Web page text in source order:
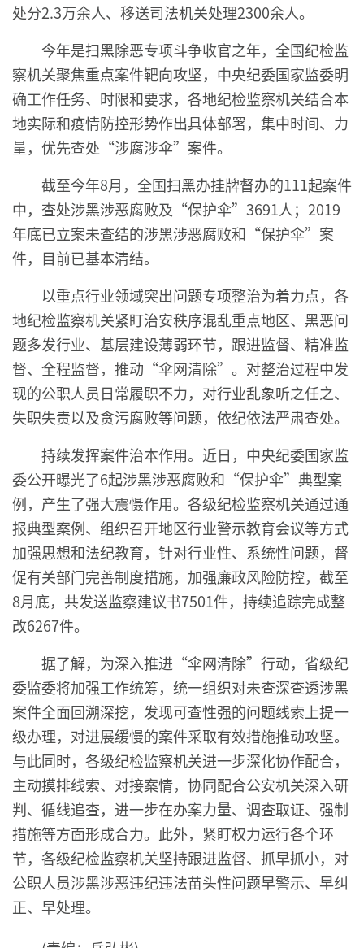
处分2.3万余人、移送司法机关处理2300余人。
今年是扫黑除恶专项斗争收官之年，全国纪检监
察机关聚焦重点案件靶向攻坚，中央纪委国家监委明
确工作任务、时限和要求，各地纪检监察机关结合本
地实际和疫情防控形势作出具体部署，集中时间、力
量，优先查处“涉腐涉伞”案件。
截至今年8月，全国扫黑办挂牌督办的111起案件
中，查处涉黑涉恶腐败及“保护伞”3691人；2019
年底已立案未查结的涉黑涉恶腐败和“保护伞”案
件，目前已基本清结。
以重点行业领域突出问题专项整治为着力点，各
地纪检监察机关紧盯治安秩序混乱重点地区、黑恶问
题多发行业、基层建设薄弱环节，跟进监督、精准监
督、全程监督，推动“伞网清除”。对整治过程中发
现的公职人员日常履职不力，对行业乱象听之任之、
失职失责以及贪污腐败等问题，依纪依法严肃查处。
持续发挥案件治本作用。近日，中央纪委国家监
委公开曝光了6起涉黑涉恶腐败和“保护伞”典型案
例，产生了强大震慑作用。各级纪检监察机关通过通
报典型案例、组织召开地区行业警示教育会议等方式
加强思想和法纪教育，针对行业性、系统性问题，督
促有关部门完善制度措施，加强廉政风险防控，截至
8月底，共发送监察建议书7501件，持续追踪完成整
改6267件。
据了解，为深入推进“伞网清除”行动，省级纪
委监委将加强工作统筹，统一组织对未查深查透涉黑
案件全面回溯深挖，发现可查性强的问题线索上提一
级办理，对进展缓慢的案件采取有效措施推动攻坚。
与此同时，各级纪检监察机关进一步深化协作配合，
主动摸排线索、对接案情，协同配合公安机关深入研
判、循线追查，进一步在办案力量、调查取证、强制
措施等方面形成合力。此外，紧盯权力运行各个环
节，各级纪检监察机关坚持跟进监督、抓早抓小，对
公职人员涉黑涉恶违纪违法苗头性问题早警示、早纠
正、早处理。